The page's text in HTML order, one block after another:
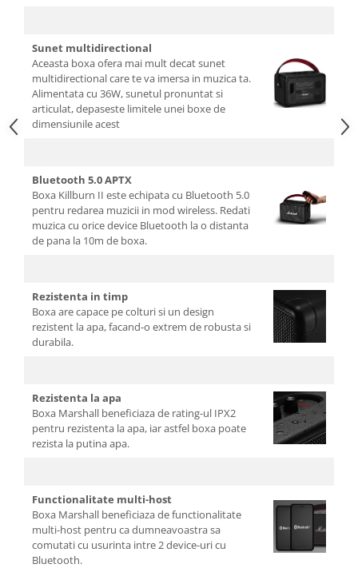
Sunet multidirectional
Aceasta boxa ofera mai mult decat sunet
multidirectional care te va imersa in muzica ta.
Alimentata cu 36W, sunetul pronuntat si
articulat, depaseste limitele unei boxe de
dimensiunile acest
Bluetooth 5.0 APTX
Boxa Killburn II este echipata cu Bluetooth 5.0
pentru redarea muzicii in mod wireless. Redati
muzica cu orice device Bluetooth la o distanta
de pana la 10m de boxa.
Rezistenta in timp
Boxa are capace pe colturi si un design
rezistent la apa, facand-o extrem de robusta si
durabila.
Rezistenta la apa
Boxa Marshall beneficiaza de rating-ul IPX2
pentru rezistenta la apa, iar astfel boxa poate
rezista la putina apa.
Functionalitate multi-host
Boxa Marshall beneficiaza de functionalitate
multi-host pentru ca dumneavoastra sa
comutati cu usurinta intre 2 device-uri cu
Bluetooth.